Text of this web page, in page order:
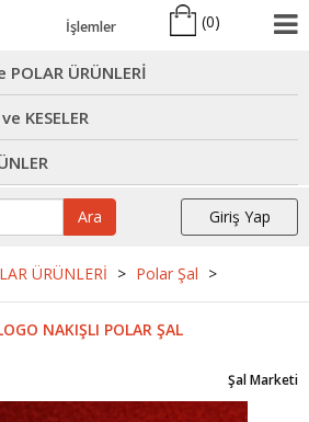
İşlemler (0)
POLAR ÜRÜNLERİ
KESELER
Ara Giriş Yap
ÜRÜNLERİ > Polar Şal >
NAKIŞLI POLAR ŞAL
Şal Marketi